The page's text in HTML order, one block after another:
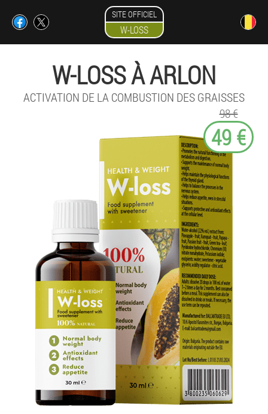
SITE OFFICIEL
W-LOSS
W-LOSS À ARLON
ACTIVATION DE LA COMBUSTION DES GRAISSES
98 €
49 €